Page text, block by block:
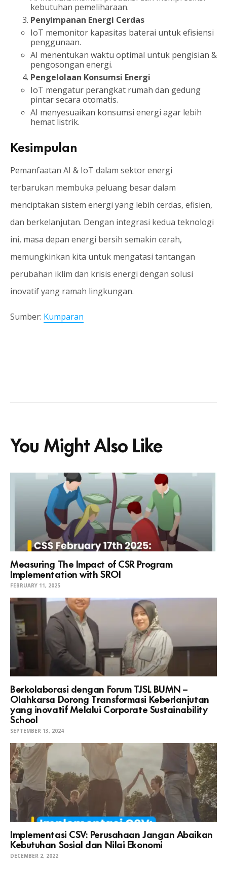
kebutuhan pemeliharaan.
Penyimpanan Energi Cerdas
IoT memonitor kapasitas baterai untuk efisiensi
penggunaan.
AI menentukan waktu optimal untuk pengisian &
pengosongan energi.
Pengelolaan Konsumsi Energi
IoT mengatur perangkat rumah dan gedung
pintar secara otomatis.
AI menyesuaikan konsumsi energi agar lebih
hemat listrik.
Kesimpulan
Pemanfaatan AI & IoT dalam sektor energi
terbarukan membuka peluang besar dalam
menciptakan sistem energi yang lebih cerdas, efisien,
dan berkelanjutan. Dengan integrasi kedua teknologi
ini, masa depan energi bersih semakin cerah,
memungkinkan kita untuk mengatasi tantangan
perubahan iklim dan krisis energi dengan solusi
inovatif yang ramah lingkungan.
Sumber: Kumparan
You Might Also Like
Measuring The Impact of CSR Program
Implementation with SROI
FEBRUARY 11, 2025
Berkolaborasi dengan Forum TJSL BUMN –
Olahkarsa Dorong Transformasi Keberlanjutan
yang inovatif Melalui Corporate Sustainability
School
SEPTEMBER 13, 2024
Implementasi CSV: Perusahaan Jangan Abaikan
Kebutuhan Sosial dan Nilai Ekonomi
DECEMBER 2, 2022